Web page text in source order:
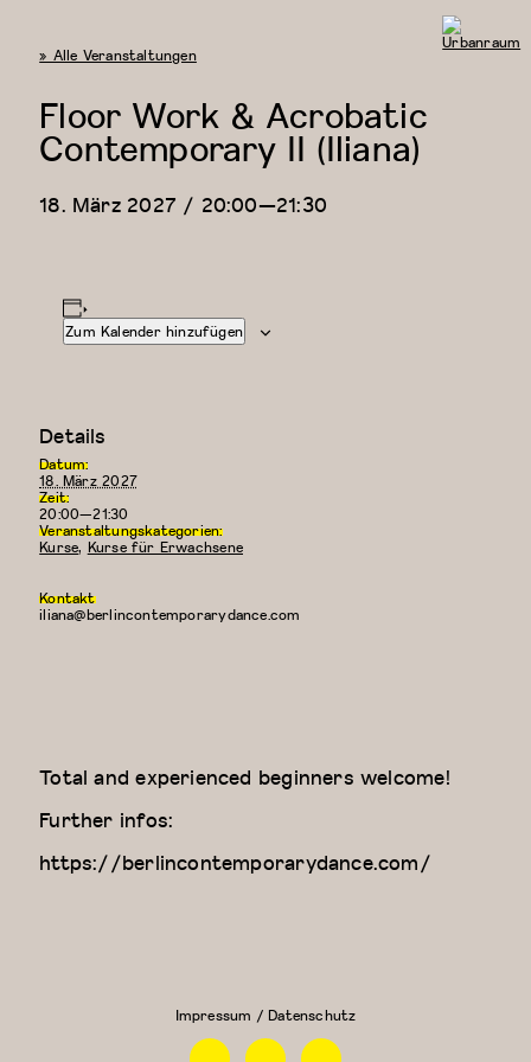
« Alle Veranstaltungen
Floor Work & Acrobatic
Contemporary II (Iliana)
18. März 2027 / 20:00—21:30
Total and experienced beginners welcome!
Further infos:
https://berlincontemporarydance.com/
Zum Kalender hinzufügen
Details
Datum:
18. März 2027
Zeit:
20:00—21:30
Veranstaltungskategorien:
Kurse, Kurse für Erwachsene
Kontakt
iliana@berlincontemporarydance.com
Impressum / Datenschutz
FacebookInstagramLinkedin